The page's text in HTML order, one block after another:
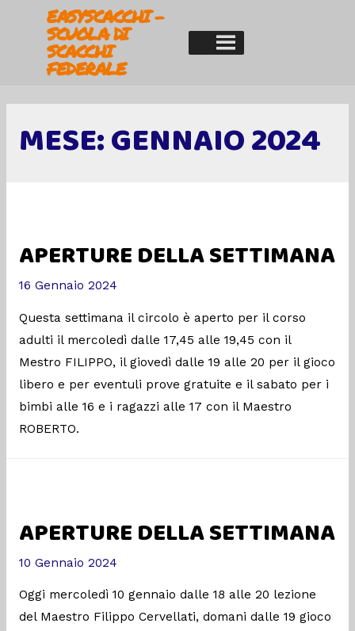
EASYSCACCHI -
SCUOLA DI
SCACCHI
FEDERALE
MESE:GENNAIO 2024
APERTURE DELLA SETTIMANA
16 Gennaio 2024
Questa settimana il circolo è aperto per il corso
adulti il mercoledì dalle 17,45 alle 19,45 con il
Mestro FILIPPO, il giovedì dalle 19 alle 20 per il gioco
libero e per eventuli prove gratuite e il sabato per i
bimbi alle 16 e i ragazzi alle 17 con il Maestro
ROBERTO.
APERTURE DELLA SETTIMANA
10 Gennaio 2024
Oggi mercoledì 10 gennaio dalle 18 alle 20 lezione
del Maestro Filippo Cervellati, domani dalle 19 gioco